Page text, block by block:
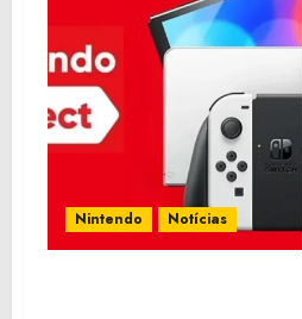
Nintendo Notícias